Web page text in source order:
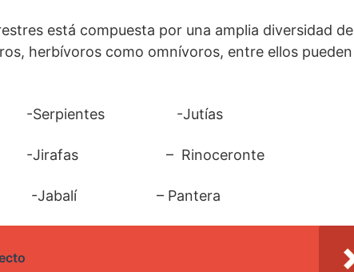
está compuesta por una amplia diversidad de
herbívoros como omnívoros, entre ellos pueden
-Jutías
-Jirafas – Rinoceronte
-Jabalí – Pantera